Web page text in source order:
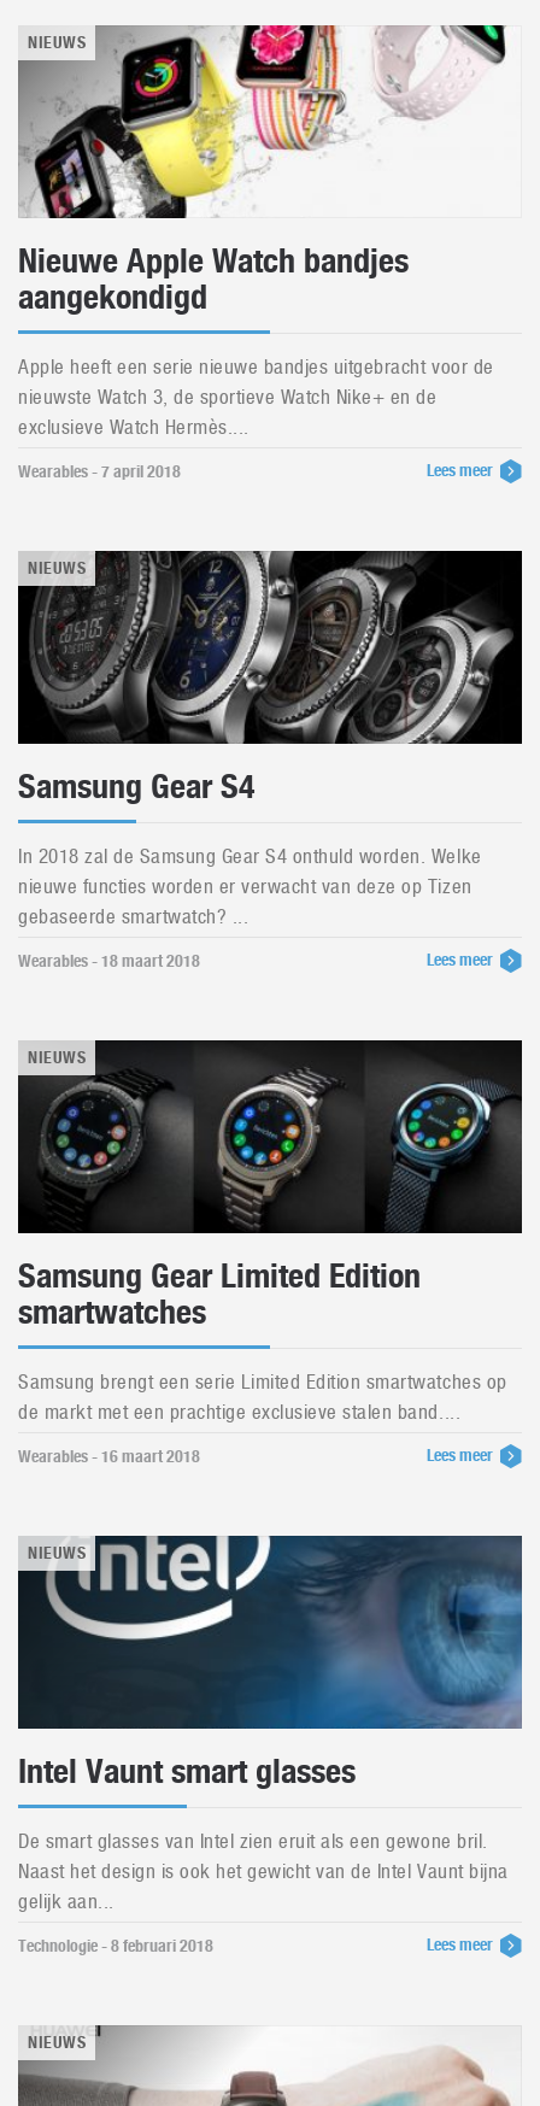
NIEUWS
Nieuwe Apple Watch bandjes
aangekondigd
Apple heeft een serie nieuwe bandjes uitgebracht voor de
nieuwste Watch 3, de sportieve Watch Nike+ en de
exclusieve Watch Hermès....
Wearables - 7 april 2018 Lees meer
NIEUWS
Samsung Gear S4
In 2018 zal de Samsung Gear S4 onthuld worden. Welke
nieuwe functies worden er verwacht van deze op Tizen
gebaseerde smartwatch? ...
Wearables - 18 maart 2018 Lees meer
NIEUWS
Samsung Gear Limited Edition
smartwatches
Samsung brengt een serie Limited Edition smartwatches op
de markt met een prachtige exclusieve stalen band....
Wearables - 16 maart 2018 Lees meer
NIEUWS
Intel Vaunt smart glasses
De smart glasses van Intel zien eruit als een gewone bril.
Naast het design is ook het gewicht van de Intel Vaunt bijna
gelijk aan...
Technologie - 8 februari 2018 Lees meer
NIEUWS